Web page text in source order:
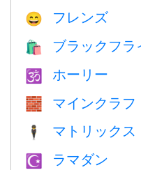
😄 フレンズ
🛍 ブラックフラ
🕉 ホーリー
🧱 マインクラフ
🕴️ マトリックス
☪️ ラマダン